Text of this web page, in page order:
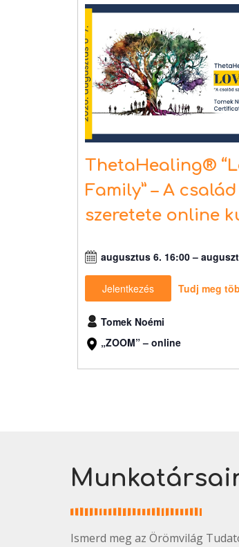
ThetaHealing®
Family” – A család
szeretete online
augusztus 6. 16:00–
Jelentkezés Tudj meg
Tomek Noémi
„ZOOM” – online
Ismerd meg az Örömvilág